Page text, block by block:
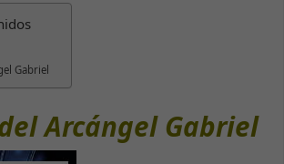
Gabriel
Arcángel Gabriel